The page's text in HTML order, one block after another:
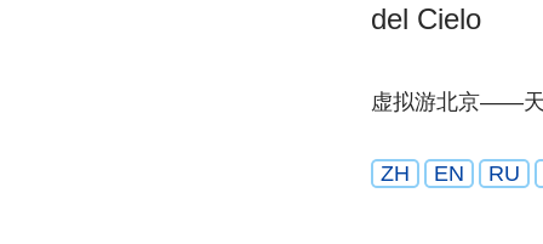
del Cielo
虚拟游北京——
ZH EN RU